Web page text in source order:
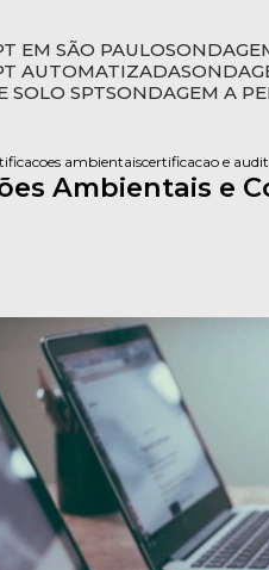
EM SÃO PAULO
AUTOMATIZADA
SOLO SPT SONDAGEM A
ambientaiscertificacao e
Ambientais e